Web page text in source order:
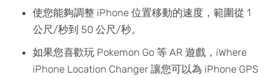
使您能夠調整 iPhone 位置移動的速度，範圍從 1
公尺/秒到 50 公尺/秒。
如果您喜歡玩 Pokemon Go 等 AR 遊戲，iWhere
iPhone Location Changer 讓您可以為 iPhone GPS